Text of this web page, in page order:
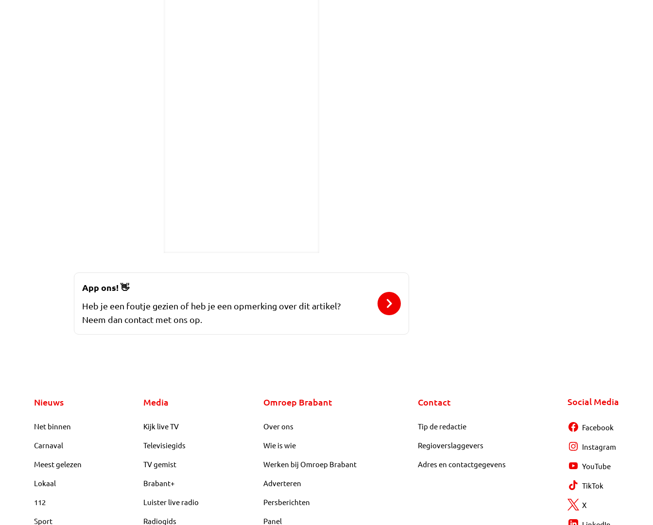
App ons!👋
Heb je een foutje gezien of heb je een opmerking over dit artikel?
Neem dan contact met ons op.
Nieuws
Net binnen
Carnaval
Meest gelezen
Lokaal
112
Sport
Media
Kijk live TV
Televisiegids
TV gemist
Brabant+
Luister live radio
Radiogids
Omroep Brabant
Over ons
Wie is wie
Werken bij Omroep Brabant
Adverteren
Persberichten
Panel
Contact
Tip de redactie
Regioverslaggevers
Adres en contactgegevens
Social Media
Facebook
Instagram
YouTube
TikTok
X